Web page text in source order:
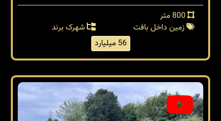
زمین داخل بافت
شهرک برند
56 میلیارد